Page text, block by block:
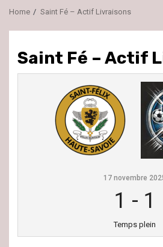
Home Saint Fé – Actif Livraisons
Saint Fé – Actif
17 novembre
1 - 1
Temps plein